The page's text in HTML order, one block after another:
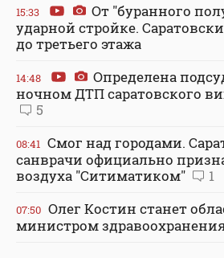
15:33
От "буранного
ударной стройке.
до третьего этажа
14:48
Определена
ночном ДТП саратовского
5
08:41 Смог над городами.
санврачи официально
воздуха "Ситиматиком"
1
07:50 Олег Костин станет
министром